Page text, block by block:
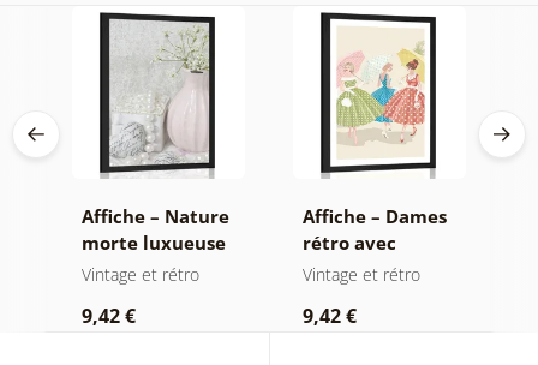
Affiche – Nature
morte luxueuse
Shabby Chic
Vintage et rétro
9,42 €
Affiche – Dames
rétro avec
parapluies
Vintage et rétro
9,42 €